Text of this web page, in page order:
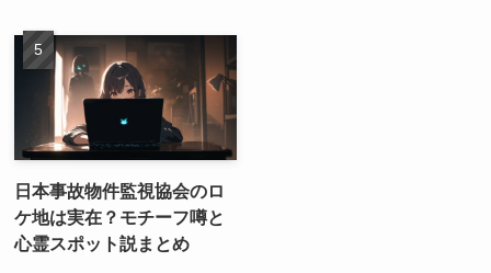
日本事故物件監視協会のロ
ケ地は実在？モチーフ噂と
心霊スポット説まとめ